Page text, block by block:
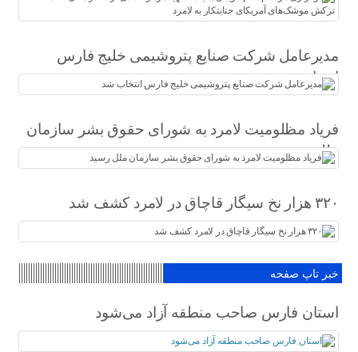
آمریکای جنایتکار به لامرد
مدیرعامل شرکت صنایع پتروشیمی خلیج فارس
انتخاب شد
فریاد مظلومیت لامرد به شورای حقوق بشر سازمان
ملل رسید
۳۲۰ هزار نخ سیگار قاچاق در لامرد کشف شد
خبر تاپ صفحه
استان فارس صاحب منطقه آزاد می‌شود